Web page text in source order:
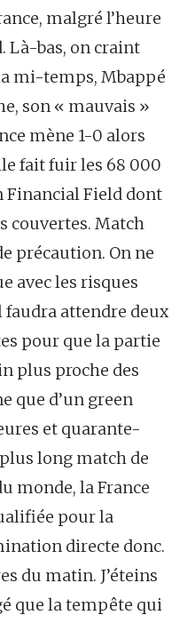
malgré l’heure
Là-bas, on craint
mi-temps, Mbappé
son « mauvais »
mène 1-0 alors
fait fuir les 68 000
Financial Field dont
couvertes. Match
précaution. On ne
avec les risques
attendre deux
pour que la partie
plus proche des
que d’un green
et quarante-
long match de
monde, la France
pour la
directe donc.
du matin. J’éteins
que la tempête qui